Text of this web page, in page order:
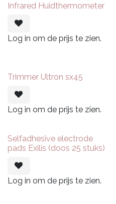
Infrared Huidthermometer
Log in om de prijs te zien.
Trimmer Ultron sx45
Log in om de prijs te zien.
Selfadhesive electrode
pads Exilis (doos 25 stuks)
Log in om de prijs te zien.